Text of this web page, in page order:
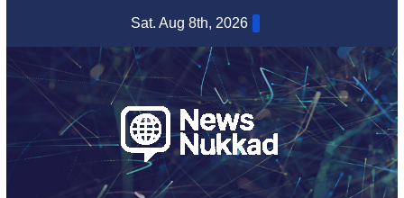
content
Sat. Aug 8th, 2026